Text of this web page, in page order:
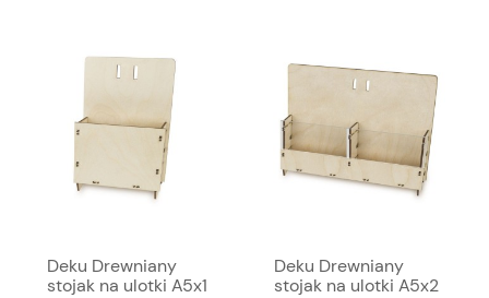
Deku Drewniany
stojak na ulotki A5x1
Deku Drewniany
stojak na ulotki A5x2